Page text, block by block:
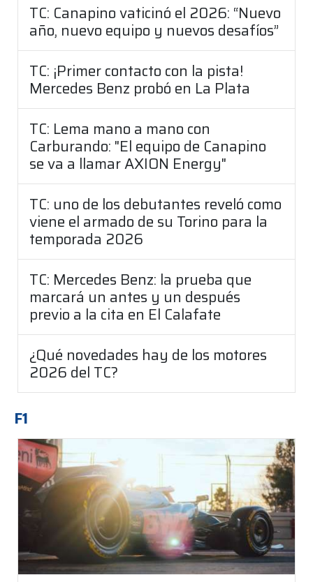
TC: Canapino vaticinó el 2026: “Nuevo
año, nuevo equipo y nuevos desafíos”
TC: ¡Primer contacto con la pista!
Mercedes Benz probó en La Plata
TC: Lema mano a mano con
Carburando: "El equipo de Canapino
se va a llamar AXION Energy"
TC: uno de los debutantes reveló como
viene el armado de su Torino para la
temporada 2026
TC: Mercedes Benz: la prueba que
marcará un antes y un después
previo a la cita en El Calafate
¿Qué novedades hay de los motores
2026 del TC?
F1